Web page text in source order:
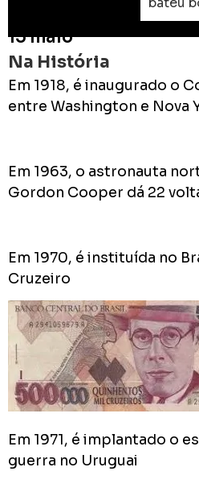
15 maio
Na História
Em 1918, é inaugurado o
entre Washington e Nova
Em 1963, o astronauta
Gordon Cooper dá 22
Em 1970, é instituída no
Cruzeiro
Em 1971, é implantado o
guerra no Uruguai